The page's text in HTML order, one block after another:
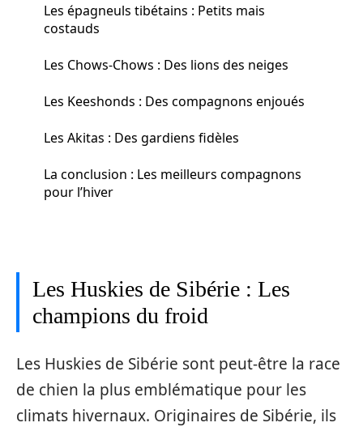
Les épagneuls tibétains : Petits mais
costauds
Les Chows-Chows : Des lions des neiges
Les Keeshonds : Des compagnons enjoués
Les Akitas : Des gardiens fidèles
La conclusion : Les meilleurs compagnons
pour l’hiver
Les Huskies de Sibérie : Les
champions du froid
Les Huskies de Sibérie sont peut-être la race
de chien la plus emblématique pour les
climats hivernaux. Originaires de Sibérie, ils